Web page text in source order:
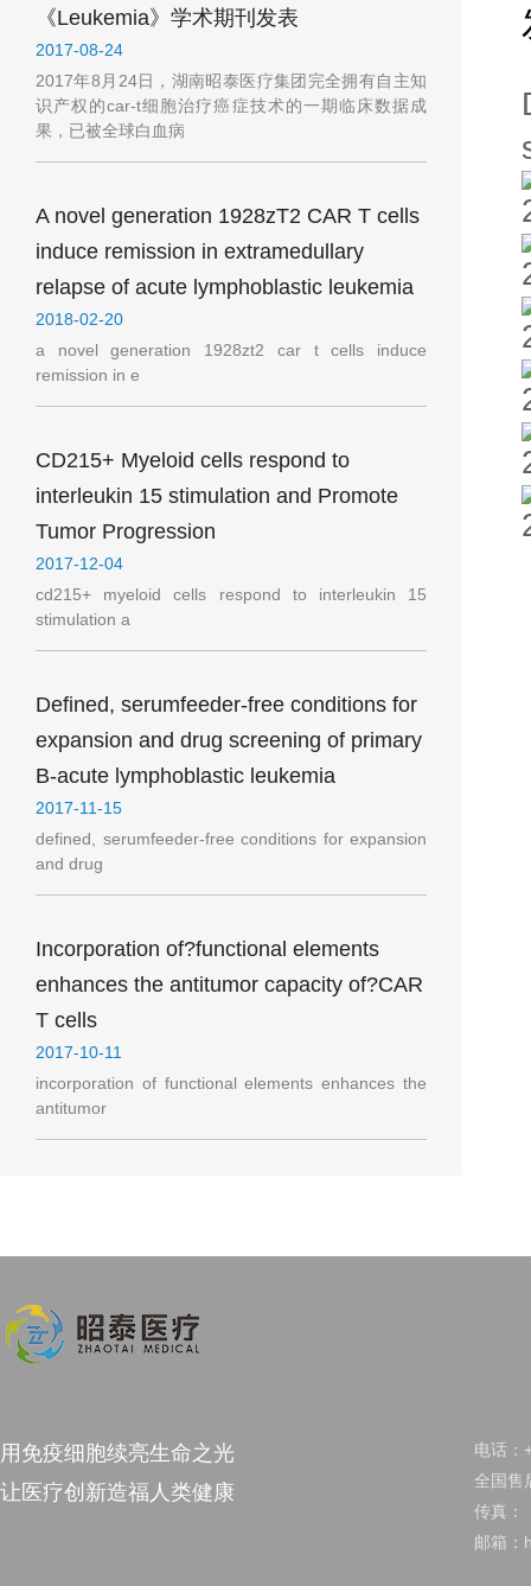
《Leukemia》学术期刊发表
2017-08-24
2017年8月24日，湖南昭泰医疗集团完全拥有自主知
识产权的car-t细胞治疗癌症技术的一期临床数据成
果，已被全球白血病
A novel generation 1928zT2 CAR T cells
induce remission in extramedullary
relapse of acute lymphoblastic leukemia
2018-02-20
a novel generation 1928zt2 car t cells induce
remission in e
CD215+ Myeloid cells respond to
interleukin 15 stimulation and Promote
Tumor Progression
2017-12-04
cd215+ myeloid cells respond to interleukin 15
stimulation a
Defined, serumfeeder-free conditions for
expansion and drug screening of primary
B-acute lymphoblastic leukemia
2017-11-15
defined, serumfeeder-free conditions for expansion
and drug
Incorporation of?functional elements
enhances the antitumor capacity of?CAR
T cells
2017-10-11
incorporation of functional elements enhances the
antitumor
用免疫细胞续亮生命之光
让医疗创新造福人类健康
电话：
全国售
传真：
邮箱：